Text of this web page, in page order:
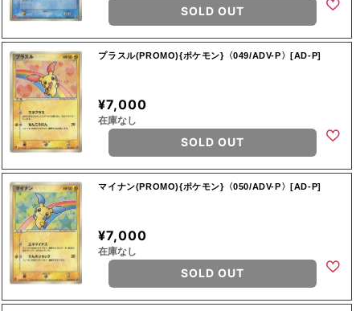
SOLD OUT
プラスル(PROMO){ポケモン}〈049/ADV-P〉[AD-P]
¥7,000
在庫なし
SOLD OUT
マイナン(PROMO){ポケモン}〈050/ADV-P〉[AD-P]
¥7,000
在庫なし
SOLD OUT